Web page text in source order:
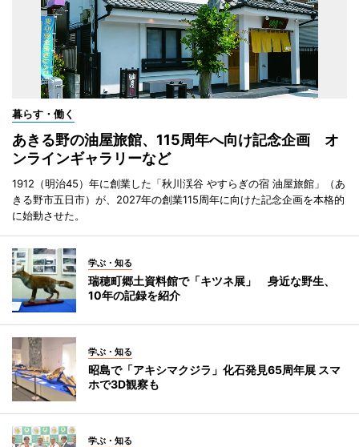
暮らす・働く
あきる野の油屋旅館、115周年へ向け記念企画 オ
ンラインギャラリーなど
1912（明治45）年に創業した「秋川渓谷 やすらぎの宿 油屋旅館」（あ
きる野市五日市）が、2027年の創業115周年に向けた記念企画を本格的
に始動させた。
学ぶ・知る
瑞穂町郷土資料館で「キツネ展」 身近な野生、
10年の記録を紹介
学ぶ・知る
昭島で「アキシマクジラ」化石発見65周年展 スマ
ホで3D観察も
学ぶ・知る